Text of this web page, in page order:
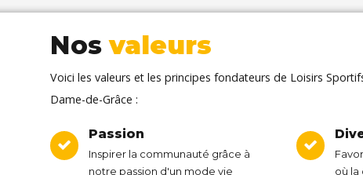
Nosvaleurs
Voici les valeurs et les principes fondateurs de Loisirs
Dame-de-Grâce :
Passion
Inspirer la communauté grâce à
notre passion d'un mode vie
où la